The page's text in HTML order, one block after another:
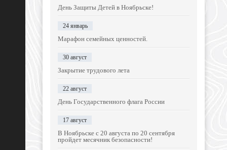
День Защиты Детей в Ноябрьске!
24 январь
Марафон семейных ценностей.
30 август
Закрытие трудового лета
22 август
День Государственного флага России
17 август
В Ноябрьске с 20 августа по 20 сентября
пройдет месячник безопасности!